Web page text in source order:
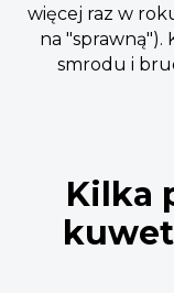
więcej raz w
na "sprawną").
smrodu i
Kilka